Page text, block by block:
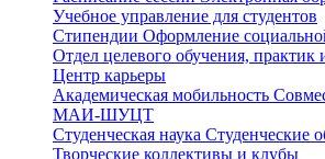
Учебное управление для студентов
Стипендии Оформление
Отдел целевого обучения, практик
Центр карьеры
Академическая мобильность
МАИ-ШУЦТ
Студенческая наука Студенческие
Творческие коллективы и клубы